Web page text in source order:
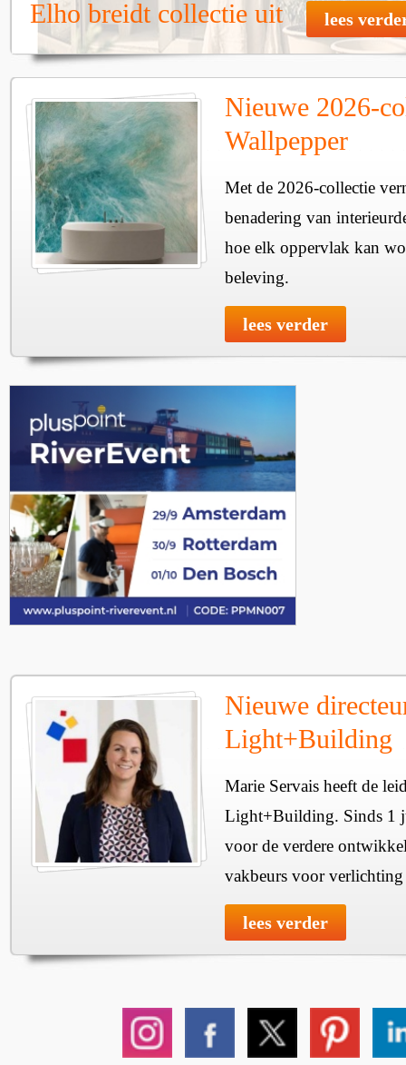
Elho breidt collectie uit lees
Nieuwe 2026-
Wallpepper
Met de 2026-collectie
benadering van
hoe elk oppervlak kan
beleving.
lees verder
Nieuwe
Light+Building
Marie Servais heeft de
Light+Building. Sinds 1
voor de verdere
vakbeurs voor
lees verder